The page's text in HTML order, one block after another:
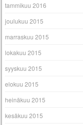
tammikuu 2016
joulukuu 2015
marraskuu 2015
lokakuu 2015
syyskuu 2015
elokuu 2015
heinäkuu 2015
kesäkuu 2015